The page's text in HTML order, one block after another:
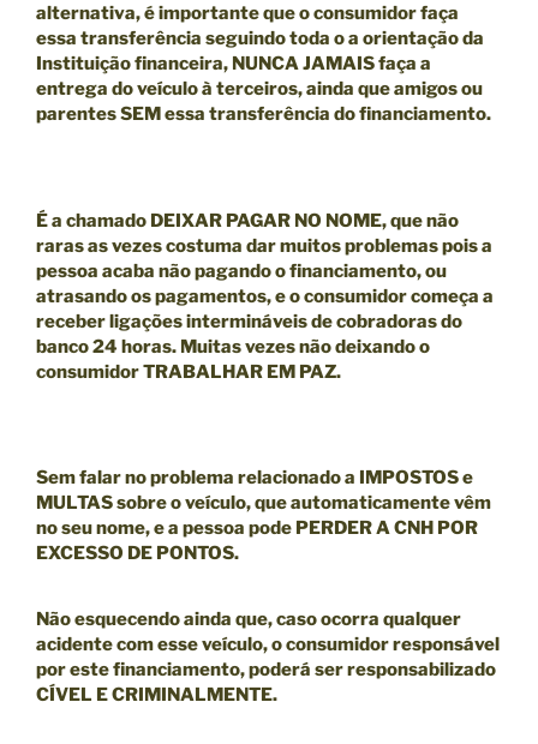
alternativa, é importante que o consumidor faça
essa transferência seguindo toda o a orientação da
Instituição financeira, NUNCA JAMAIS faça a
entrega do veículo à terceiros, ainda que amigos ou
parentes SEM essa transferência do financiamento.
É a chamado DEIXAR PAGAR NO NOME,que não
raras as vezes costuma dar muitos problemas pois a
pessoa acaba não pagando o financiamento, ou
atrasando os pagamentos, e o consumidor começa a
receber ligações intermináveis de cobradoras do
banco 24 horas. Muitas vezes não deixando o
consumidor TRABALHAR EM PAZ.
Sem falar no problema relacionado a IMPOSTOS e
MULTAS sobre o veículo, que automaticamente vêm
no seu nome, e a pessoa pode PERDER A CNH POR
EXCESSO DE PONTOS.
Não esquecendo ainda que, caso ocorra qualquer
acidente com esse veículo, o consumidor responsável
por este financiamento, poderá ser responsabilizado
CÍVEL E CRIMINALMENTE.